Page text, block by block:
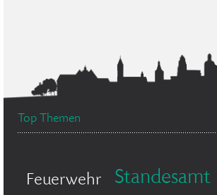
Top Themen
Feuerwehr Standesamt